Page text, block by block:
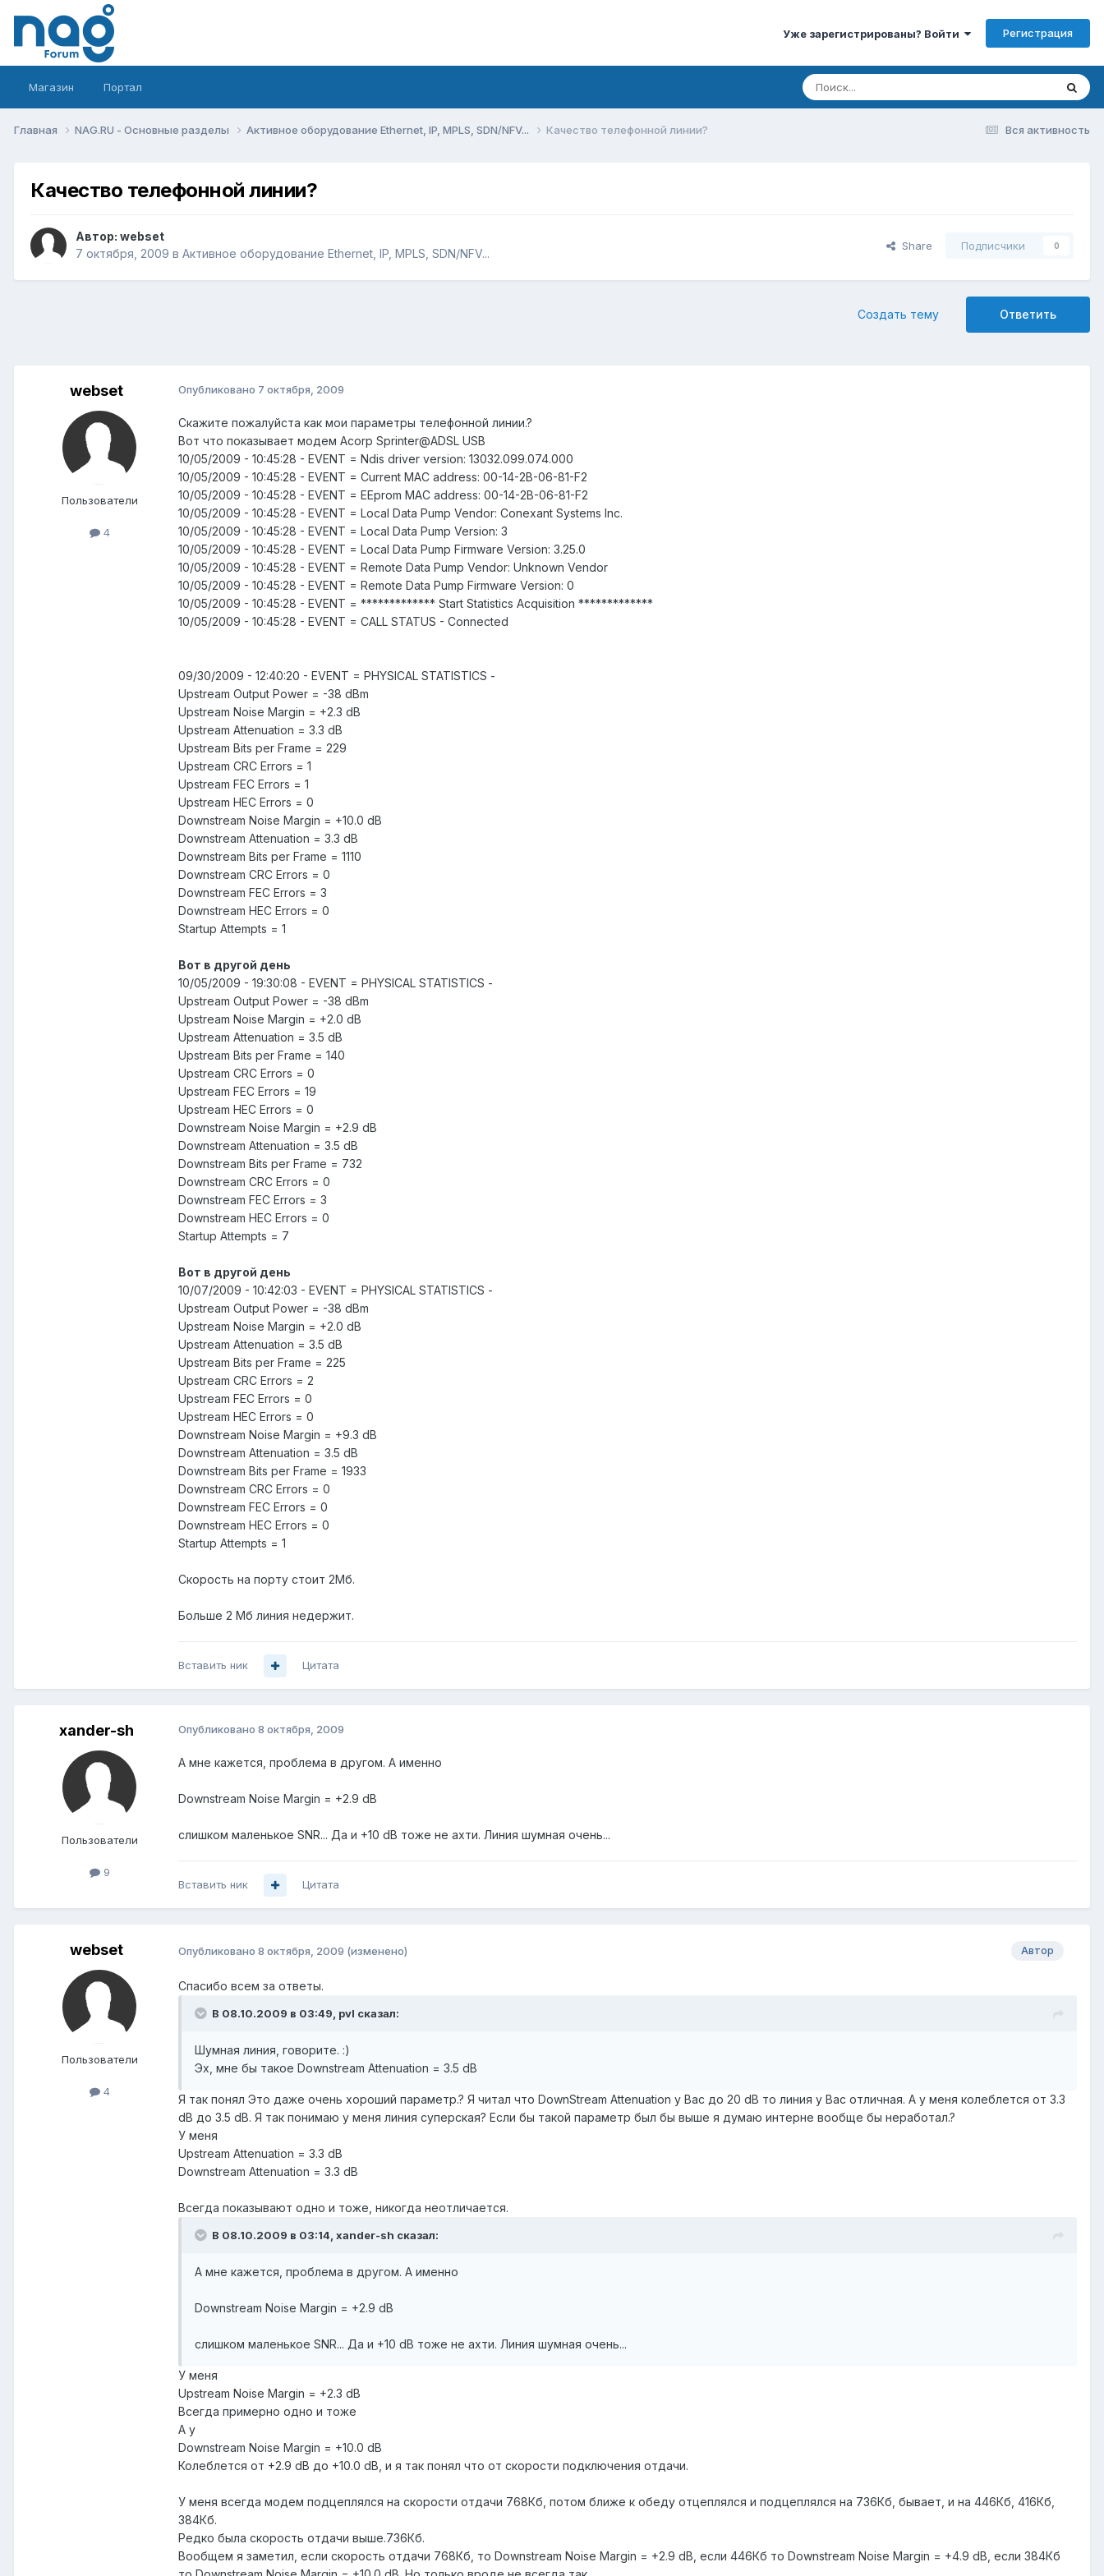
Уже зарегистрированы? Войти Регистрация
Магазин Портал
Вся активность
Главная NAG.RU - Основные разделы Активное оборудование Ethernet, IP, MPLS, SDN/NFV... Качество телефонной линии?
Качество телефонной линии?
Автор: webset
7 октября, 2009 в Активное оборудование Ethernet, IP, MPLS, SDN/NFV...
Share Подписчики 0
Ответить
Создать тему
webset
Пользователи
4
Опубликовано 7 октября, 2009
Скажите пожалуйста как мои параметры телефонной линии.?
Вот что показывает модем Acorp Sprinter@ADSL USB
10/05/2009 - 10:45:28 - EVENT = Ndis driver version: 13032.099.074.000
10/05/2009 - 10:45:28 - EVENT = Current MAC address: 00-14-2B-06-81-F2
10/05/2009 - 10:45:28 - EVENT = EEprom MAC address: 00-14-2B-06-81-F2
10/05/2009 - 10:45:28 - EVENT = Local Data Pump Vendor: Conexant Systems Inc.
10/05/2009 - 10:45:28 - EVENT = Local Data Pump Version: 3
10/05/2009 - 10:45:28 - EVENT = Local Data Pump Firmware Version: 3.25.0
10/05/2009 - 10:45:28 - EVENT = Remote Data Pump Vendor: Unknown Vendor
10/05/2009 - 10:45:28 - EVENT = Remote Data Pump Firmware Version: 0
10/05/2009 - 10:45:28 - EVENT = ************* Start Statistics Acquisition *************
10/05/2009 - 10:45:28 - EVENT = CALL STATUS - Connected
09/30/2009 - 12:40:20 - EVENT = PHYSICAL STATISTICS -
Upstream Output Power = -38 dBm
Upstream Noise Margin = +2.3 dB
Upstream Attenuation = 3.3 dB
Upstream Bits per Frame = 229
Upstream CRC Errors = 1
Upstream FEC Errors = 1
Upstream HEC Errors = 0
Downstream Noise Margin = +10.0 dB
Downstream Attenuation = 3.3 dB
Downstream Bits per Frame = 1110
Downstream CRC Errors = 0
Downstream FEC Errors = 3
Downstream HEC Errors = 0
Startup Attempts = 1
Вот в другой день
10/05/2009 - 19:30:08 - EVENT = PHYSICAL STATISTICS -
Upstream Output Power = -38 dBm
Upstream Noise Margin = +2.0 dB
Upstream Attenuation = 3.5 dB
Upstream Bits per Frame = 140
Upstream CRC Errors = 0
Upstream FEC Errors = 19
Upstream HEC Errors = 0
Downstream Noise Margin = +2.9 dB
Downstream Attenuation = 3.5 dB
Downstream Bits per Frame = 732
Downstream CRC Errors = 0
Downstream FEC Errors = 3
Downstream HEC Errors = 0
Startup Attempts = 7
Вот в другой день
10/07/2009 - 10:42:03 - EVENT = PHYSICAL STATISTICS -
Upstream Output Power = -38 dBm
Upstream Noise Margin = +2.0 dB
Upstream Attenuation = 3.5 dB
Upstream Bits per Frame = 225
Upstream CRC Errors = 2
Upstream FEC Errors = 0
Upstream HEC Errors = 0
Downstream Noise Margin = +9.3 dB
Downstream Attenuation = 3.5 dB
Downstream Bits per Frame = 1933
Downstream CRC Errors = 0
Downstream FEC Errors = 0
Downstream HEC Errors = 0
Startup Attempts = 1
Скорость на порту стоит 2Мб.
Больше 2 Мб линия недержит.
Вставить ник Цитата
xander-sh
Пользователи
9
Опубликовано 8 октября, 2009
А мне кажется, проблема в другом. А именно
Downstream Noise Margin = +2.9 dB
слишком маленькое SNR... Да и +10 dB тоже не ахти. Линия шумная очень...
Вставить ник Цитата
webset
Пользователи
4
Автор
Опубликовано 8 октября, 2009 (изменено)
Спасибо всем за ответы.
В 08.10.2009 в 03:49, pvl сказал:
Шумная линия, говорите. :)
Эх, мне бы такое Downstream Attenuation = 3.5 dB
Я так понял Это даже очень хороший параметр.? Я читал что DownStream Attenuation у Вас до 20 dB то линия у Вас отличная. А у меня колеблется от 3.3
dB до 3.5 dB. Я так понимаю у меня линия суперская? Если бы такой параметр был бы выше я думаю интерне вообще бы неработал.?
У меня
Upstream Attenuation = 3.3 dB
Downstream Attenuation = 3.3 dB
Всегда показывают одно и тоже, никогда неотличается.
В 08.10.2009 в 03:14, xander-sh сказал:
А мне кажется, проблема в другом. А именно
Downstream Noise Margin = +2.9 dB
слишком маленькое SNR... Да и +10 dB тоже не ахти. Линия шумная очень...
У меня
Upstream Noise Margin = +2.3 dB
Всегда примерно одно и тоже
А у
Downstream Noise Margin = +10.0 dB
Колеблется от +2.9 dB до +10.0 dB, и я так понял что от скорости подключения отдачи.
У меня всегда модем подцеплялся на скорости отдачи 768Кб, потом ближе к обеду отцеплялся и подцеплялся на 736Кб, бывает, и на 446Кб, 416Кб,
384Кб.
Редко была скорость отдачи выше.736Кб.
Вообщем я заметил, если скорость отдачи 768Кб, то Downstream Noise Margin = +2.9 dB, если 446Кб то Downstream Noise Margin = +4.9 dB, если 384Кб